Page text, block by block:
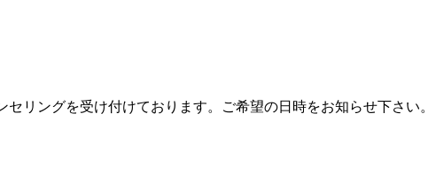
リングを受け付けております。ご希望の日時をお知らせ下さい。